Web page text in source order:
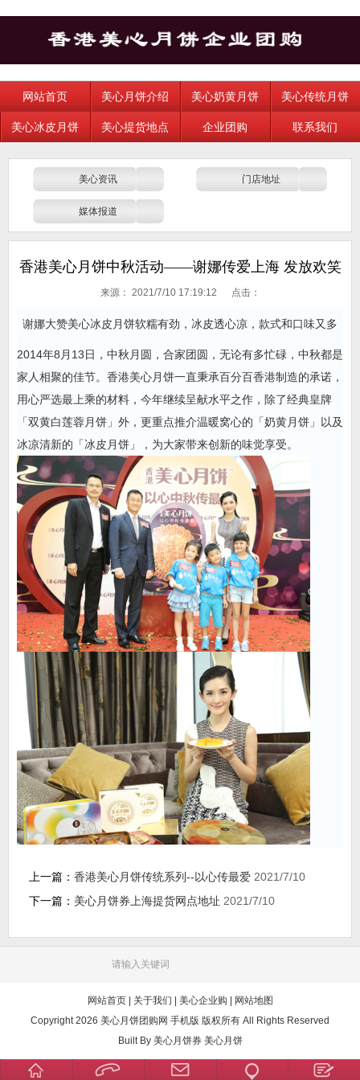
网站首页 美心月饼介绍 美心奶黄月饼 美心传统月饼
美心冰皮月饼 美心提货地点 企业团购 联系我们
美心资讯 门店地址
媒体报道
香港美心月饼中秋活动——谢娜传爱上海 发放欢笑
来源： 2021/7/10 17:19:12 点击：
谢娜大赞美心冰皮月饼软糯有劲，冰皮透心凉，款式和口味又多
2014年8月13日，中秋月圆，合家团圆，无论有多忙碌，中秋都是
家人相聚的佳节。香港美心月饼一直秉承百分百香港制造的承诺，
用心严选最上乘的材料，今年继续呈献水平之作，除了经典皇牌
「双黄白莲蓉月饼」外，更重点推介温暖窝心的「奶黄月饼」以及
冰凉清新的「冰皮月饼」，为大家带来创新的味觉享受。
上一篇： 香港美心月饼传统系列--以心传最爱 2021/7/10
下一篇： 美心月饼券上海提货网点地址 2021/7/10
网站首页| 关于我们 美心企业购
网站地图
Copyright 2026 美心月饼团购网 手机版 版权所有 All Rights Reserved
Built By 美心月饼券 美心月饼